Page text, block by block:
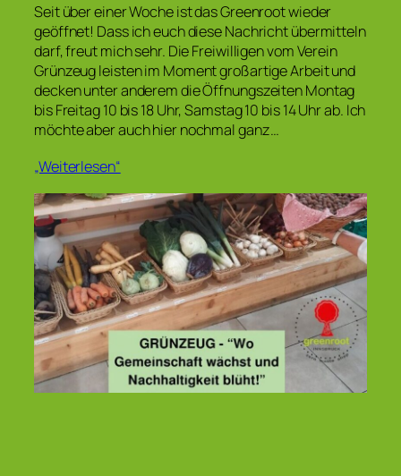
Seit über einer Woche ist das Greenroot wieder
geöffnet! Dass ich euch diese Nachricht übermitteln
darf, freut mich sehr. Die Freiwilligen vom Verein
Grünzeug leisten im Moment großartige Arbeit und
decken unter anderem die Öffnungszeiten Montag
bis Freitag 10 bis 18 Uhr, Samstag 10 bis 14 Uhr ab. Ich
möchte aber auch hier nochmal ganz…
„Weiterlesen“